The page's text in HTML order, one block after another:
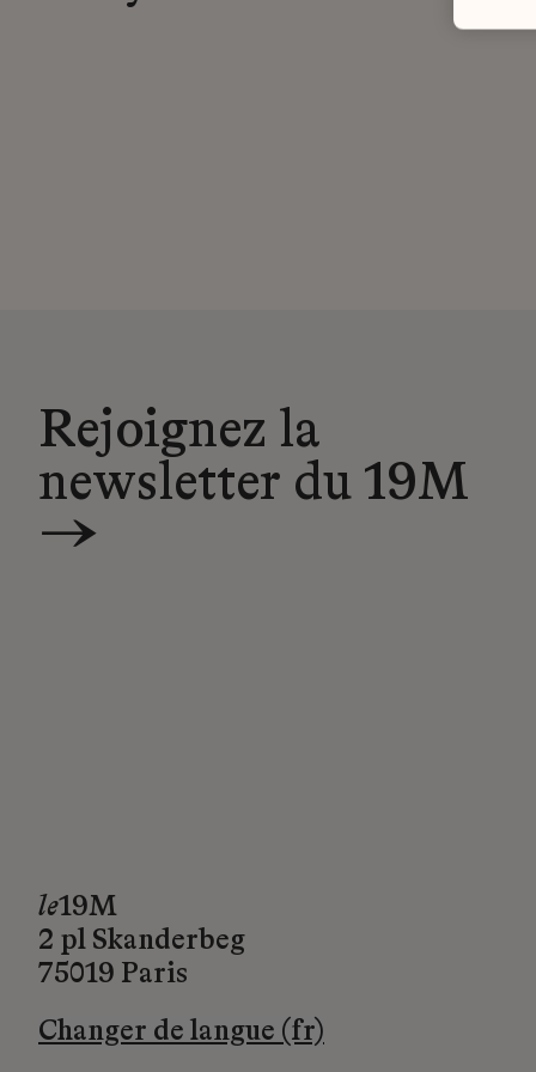
Rejoignez la
newsletter du 19M
→
le19M
2 pl Skanderbeg
75019 Paris
Changer de langue (fr)